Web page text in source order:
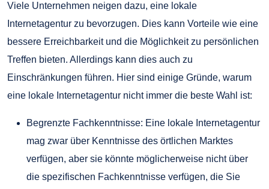
Viele Unternehmen neigen dazu, eine lokale
Internetagentur zu bevorzugen. Dies kann Vorteile wie eine
bessere Erreichbarkeit und die Möglichkeit zu persönlichen
Treffen bieten. Allerdings kann dies auch zu
Einschränkungen führen. Hier sind einige Gründe, warum
eine lokale Internetagentur nicht immer die beste Wahl ist:
Begrenzte Fachkenntnisse: Eine lokale Internetagentur
mag zwar über Kenntnisse des örtlichen Marktes
verfügen, aber sie könnte möglicherweise nicht über
die spezifischen Fachkenntnisse verfügen, die Sie